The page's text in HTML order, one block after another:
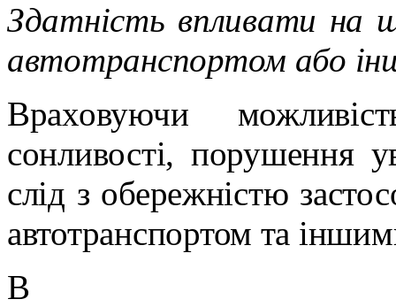
Здатність впливати на
автотранспортом або
Враховуючи
сонливості, порушення
слід з обережністю
автотранспортом та
В